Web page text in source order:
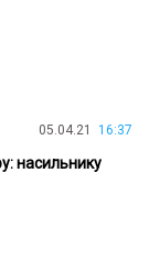
05.04.21 16:37
насильнику